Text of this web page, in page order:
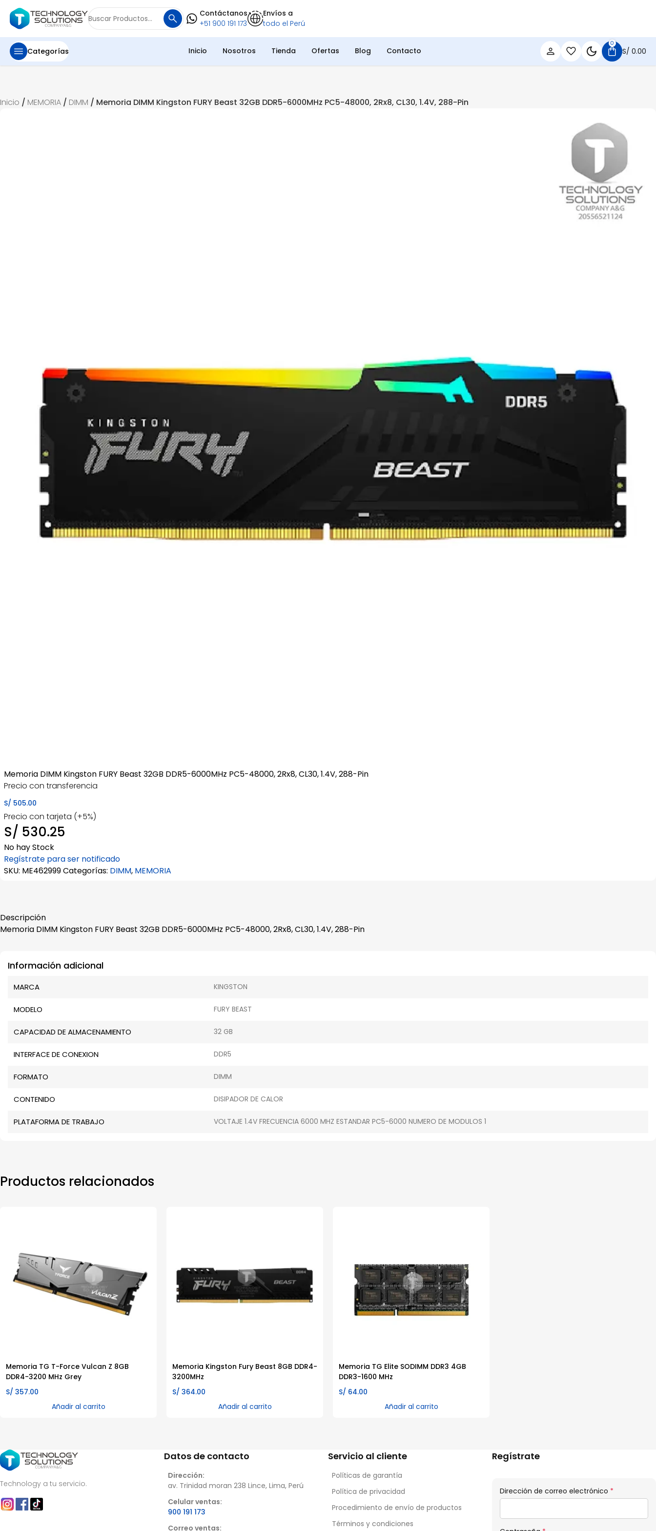
Buscar
por:
Contáctanos
+51 900 191 173
Envíos a
todo el Perú
Categorías Inicio Nosotros Tienda Ofertas Blog Contacto
0
S/ 0.00
Inicio / MEMORIA / DIMM / Memoria DIMM Kingston FURY Beast 32GB DDR5-6000MHz PC5-48000, 2Rx8, CL30, 1.4V, 288-Pin
Memoria DIMM Kingston FURY Beast 32GB DDR5-6000MHz PC5-48000, 2Rx8, CL30, 1.4V, 288-Pin
Precio con transferencia
S/ 505.00
Precio con tarjeta (+5%)
S/ 530.25
No hay Stock
Regístrate para ser notificado
SKU: ME462999Categorías: DIMM, MEMORIA
Descripción
Memoria DIMM Kingston FURY Beast 32GB DDR5-6000MHz PC5-48000, 2Rx8, CL30, 1.4V, 288-Pin
Información adicional
MARCA KINGSTON
MODELO FURY BEAST
CAPACIDAD DE ALMACENAMIENTO 32 GB
INTERFACE DE CONEXION DDR5
FORMATO DIMM
CONTENIDO DISIPADOR DE CALOR
PLATAFORMA DE TRABAJO VOLTAJE 1.4V FRECUENCIA 6000 MHZ ESTANDAR PC5-6000 NUMERO DE MODULOS 1
Productos relacionados
Memoria TG T-Force Vulcan Z 8GB
DDR4-3200 MHz Grey
S/ 357.00
Añadir al carrito
Memoria Kingston Fury Beast 8GB DDR4-
3200MHz
S/ 364.00
Añadir al carrito
Memoria TG Elite SODIMM DDR3 4GB
DDR3-1600 MHz
S/ 64.00
Añadir al carrito
Technology a tu servicio.
Datos de contacto
Dirección:
av. Trinidad moran 238 Lince, Lima, Perú
Celular ventas:
900 191 173
Correo ventas:
Servicio al cliente
Políticas de garantía
Política de privacidad
Procedimiento de envío de productos
Términos y condiciones
Regístrate
Dirección de correo electrónico *